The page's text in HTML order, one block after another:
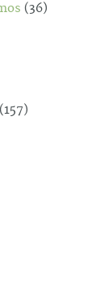
(36)
(157)